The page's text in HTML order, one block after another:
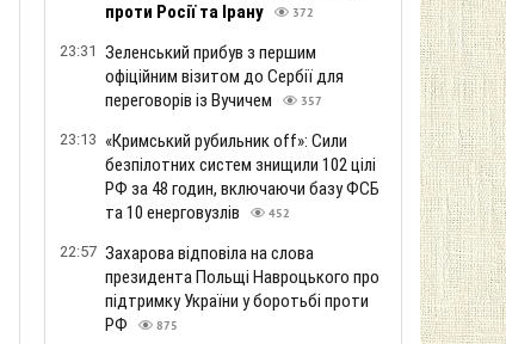
проти Росії та Ірану
372
23:31 Зеленський прибув з першим
офіційним візитом до Сербії для
переговорів із Вучичем
357
23:13 «Кримський рубильник off»: Сили
безпілотних систем знищили 102 цілі
РФ за 48 годин, включаючи базу ФСБ
та 10 енерговузлів
452
22:57 Захарова відповіла на слова
президента Польщі Навроцького про
підтримку України у боротьбі проти
РФ
875